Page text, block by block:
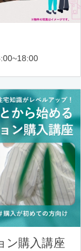
ン購入講座